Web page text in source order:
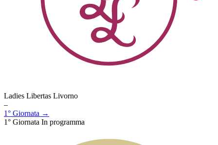
Ladies Libertas Livorno
–
1° Giornata →
1° Giornata In programma